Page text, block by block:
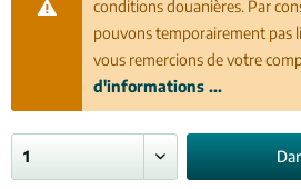
conditions douanières. Par
pouvons temporairement pas
vous remercions de votre
d'informations ...